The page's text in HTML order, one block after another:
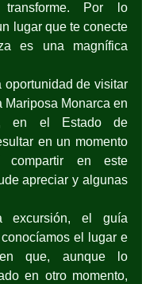
Por lo
lugar que te conecte
es una magnífica
oportunidad de visitar
Mariposa Monarca en
en el Estado de
en un momento
compartir en este
apreciar y algunas
el guía
el lugar e
que, aunque lo
en otro momento,